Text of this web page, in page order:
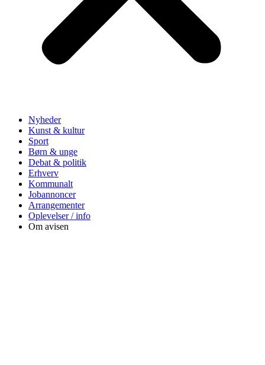
Nyheder
Kunst & kultur
Sport
Børn & unge
Debat & politik
Erhverv
Kommunalt
Jobannoncer
Arrangementer
Oplevelser / info
Om avisen